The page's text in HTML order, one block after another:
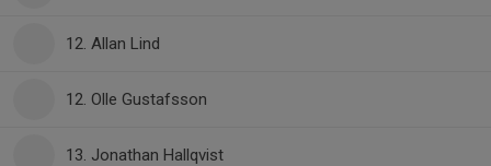
12. Allan Lind
12. Olle Gustafsson
13. Jonathan Hallqvist